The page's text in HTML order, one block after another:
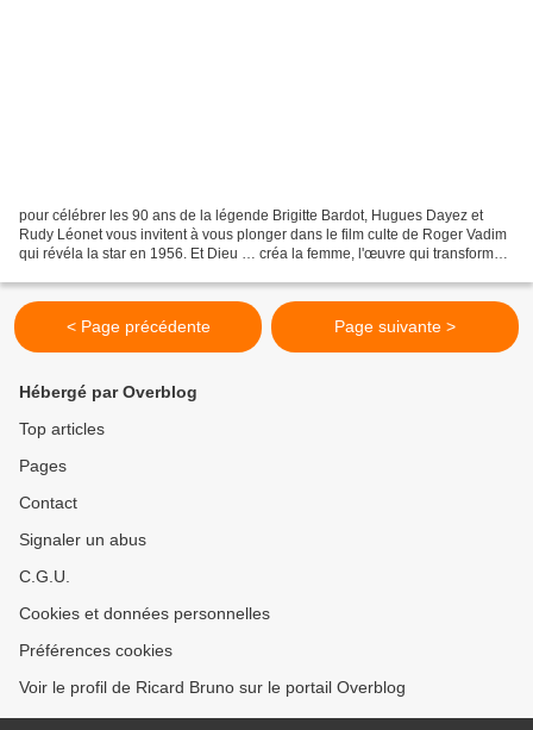
pour célébrer les 90 ans de la légende Brigitte Bardot, Hugues Dayez et
Rudy Léonet vous invitent à vous plonger dans le film culte de Roger Vadim
qui révéla la star en 1956. Et Dieu … créa la femme, l'œuvre qui transforma
< Page précédente Page suivante >
Hébergé par Overblog
Top articles
Pages
Contact
Signaler un abus
C.G.U.
Cookies et données personnelles
Préférences cookies
Voir le profil de Ricard Bruno sur le portail Overblog